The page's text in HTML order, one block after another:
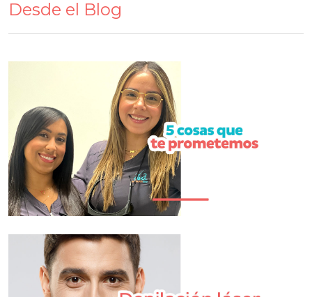
Desde el Blog